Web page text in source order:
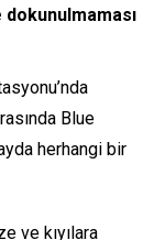
Blue
herhangi bir
ve kıyılara